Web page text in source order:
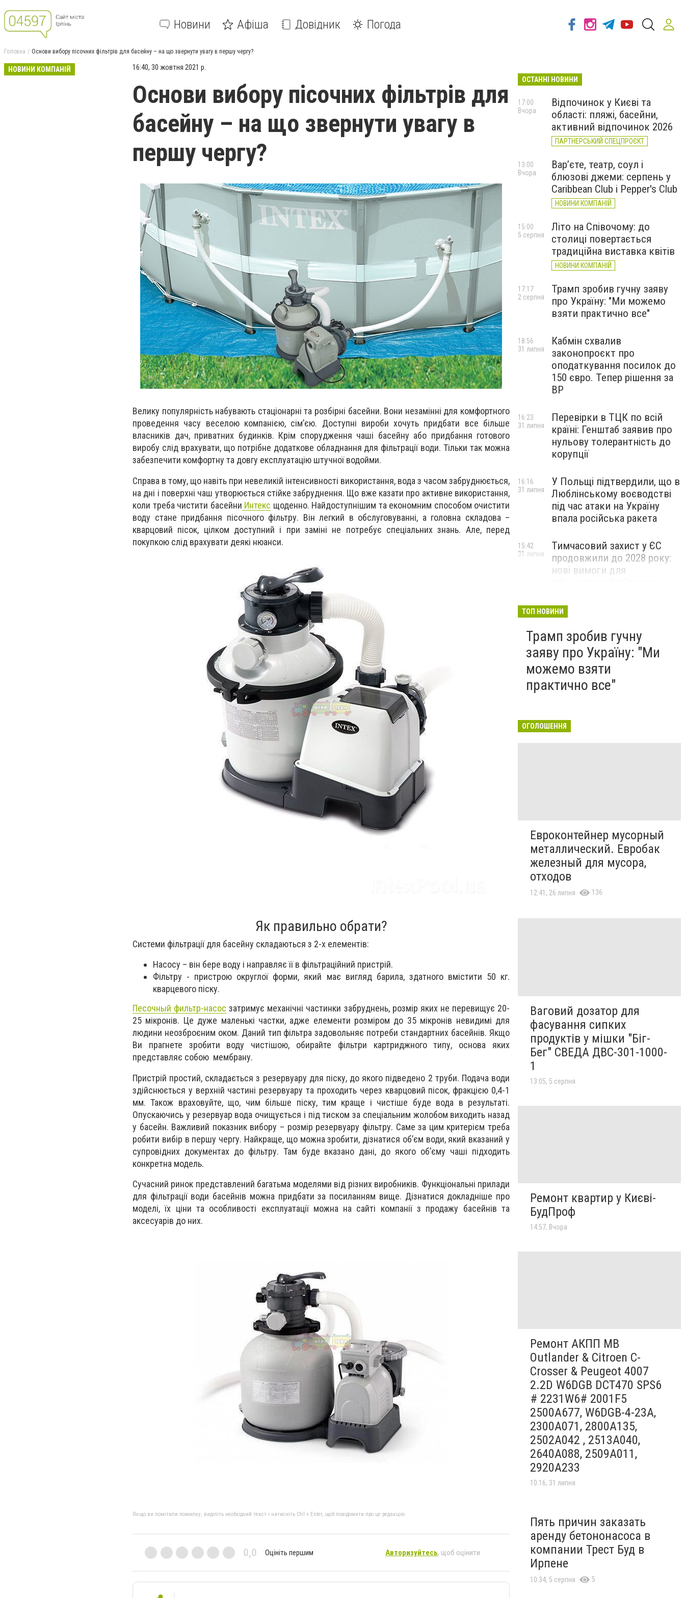
Новини Афіша Довідник Погода
Головна Основи вибору пісочних фільтрів для басейну – на що звернути увагу в першу чергу?
НОВИНИ КОМПАНІЙ 16:40, 30 жовтня 2021 р.
Основи вибору пісочних фільтрів для
басейну – на що звернути увагу в
першу чергу?
Велику популярність набувають стаціонарні та розбірні басейни. Вони незамінні для комфортного
проведення часу веселою компанією, сім’єю. Доступні вироби хочуть придбати все більше
власників дач, приватних будинків. Крім спорудження чаші басейну або придбання готового
виробу слід врахувати, що потрібне додаткове обладнання для фільтрації води. Тільки так можна
забезпечити комфортну та довгу експлуатацію штучної водойми.
Справа в тому, що навіть при невеликій інтенсивності використання, вода з часом забруднюється,
на дні і поверхні чаш утворюється стійке забруднення. Що вже казати про активне використання,
коли треба чистити басейни Интекс щоденно. Найдоступнішим та економним способом очистити
воду стане придбання пісочного фільтру. Він легкий в обслуговуванні, а головна складова –
кварцовий пісок, цілком доступний і при заміні не потребує спеціальних знань. Але, перед
покупкою слід врахувати деякі нюанси.
Як правильно обрати?
Системи фільтрації для басейну складаються з 2-х елементів:
Насосу – він бере воду і направляє її в фільтраційний пристрій.
Фільтру - пристрою округлої форми, який має вигляд барила, здатного вмістити 50 кг.
кварцевого піску.
Песочный фильтр-насос затримує механічні частинки забруднень, розмір яких не перевищує 20-
25 мікронів. Це дуже маленькі частки, адже елементи розміром до 35 мікронів невидимі для
людини неозброєним оком. Даний тип фільтра задовольняє потреби стандартних басейнів. Якщо
Ви прагнете зробити воду чистішою, обирайте фільтри картриджного типу, основа яких
представляє собою мембрану.
Пристрій простий, складається з резервуару для піску, до якого підведено 2 труби. Подача води
здійснюється у верхній частині резервуару та проходить через кварцовий пісок, фракцією 0,4-1
мм. Також враховуйте, що, чим більше піску, тим краще і чистіше буде вода в результаті.
Опускаючись у резервуар вода очищується і під тиском за спеціальним жолобом виходить назад
у басейн. Важливий показник вибору – розмір резервуару фільтру. Саме за цим критерієм треба
робити вибір в першу чергу. Найкраще, що можна зробити, дізнатися об’єм води, який вказаний у
супровідних документах до фільтру. Там буде вказано дані, до якого об’єму чаші підходить
конкретна модель.
Сучасний ринок представлений багатьма моделями від різних виробників. Функціональні прилади
для фільтрації води басейнів можна придбати за посиланням вище. Дізнатися докладніше про
моделі, їх ціни та особливості експлуатації можна на сайті компанії з продажу басейнів та
аксесуарів до них.
Якщо ви помітили помилку, виділіть необхідний текст і натисніть Ctrl + Enter, щоб повідомити про це редакцію
0,0 Оцініть першим Авторизуйтесь, щоб оцінити
ОСТАННІ НОВИНИ
Відпочинок у Києві та
області: пляжі, басейни,
активний відпочинок 2026
ПАРТНЕРСЬКИЙ СПЕЦПРОЄКТ
17:00
Вчора
Вар’єте, театр, соул і
блюзові джеми: серпень у
Caribbean Club і Pepper's Club
НОВИНИ КОМПАНІЙ
13:00
Вчора
Літо на Співочому: до
столиці повертається
традиційна виставка квітів
НОВИНИ КОМПАНІЙ
15:00
5 серпня
Трамп зробив гучну заяву
про Україну: "Ми можемо
взяти практично все"
17:17
2 серпня
Кабмін схвалив
законопроєкт про
оподаткування посилок до
150 євро. Тепер рішення за
ВР
18:56
31 липня
Перевірки в ТЦК по всій
країні: Генштаб заявив про
нульову толерантність до
корупції
16:23
31 липня
У Польщі підтвердили, що в
Люблінському воєводстві
під час атаки на Україну
впала російська ракета
16:16
31 липня
Тимчасовий захист у ЄС
продовжили до 2028 року:
нові вимоги для
15:42
31 липня
ТОП НОВИНИ
Трамп зробив гучну
заяву про Україну: "Ми
можемо взяти
практично все"
ОГОЛОШЕННЯ
Евроконтейнер мусорный
металлический. Евробак
железный для мусора,
отходов
12:41, 26 липня 136
Ваговий дозатор для
фасування сипких
продуктів у мішки "Біг-
Бег" СВЕДА ДВС-301-1000-
1
13:05, 5 серпня
Ремонт квартир у Києві-
БудПроф
14:57, Вчора
Ремонт АКПП MB
Outlander & Citroen C-
Crosser & Peugeot 4007
2.2D W6DGB DCT470 SPS6
# 2231W6# 2001F5
2500A677, W6DGB-4-23A,
2300A071, 2800A135,
2502A042 , 2513A040,
2640A088, 2509A011,
2920A233
10:16, 31 липня
Пять причин заказать
аренду бетононасоса в
компании Трест Буд в
Ирпене
10:34, 5 серпня 5